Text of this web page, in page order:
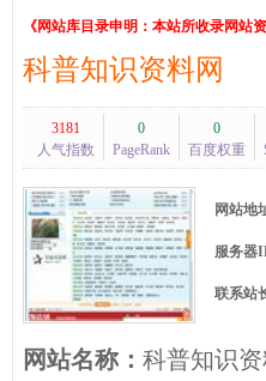
《网站库目录申明：本站所收录网站
科普知识资料网
3181
人气指数
0
PageRank
0
百度权重
网站地
服务器
联系站
网站名称： 科普知识资